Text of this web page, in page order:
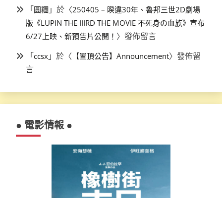
「圓糰 」於〈250405 – 睽違30年、魯邦三世2D劇場
版《LUPIN THE IIIRD THE MOVIE 不死身の血族》宣布
6/27上映、新預告片公開！ 〉發佈留言
「ccsx 」於〈 【置頂公告】Announcement〉發佈留
言
● 電影情報 ●